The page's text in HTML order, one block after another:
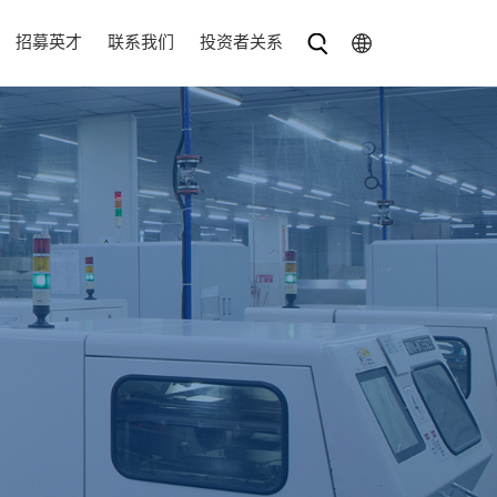
招募英才 联系我们 投资者关系